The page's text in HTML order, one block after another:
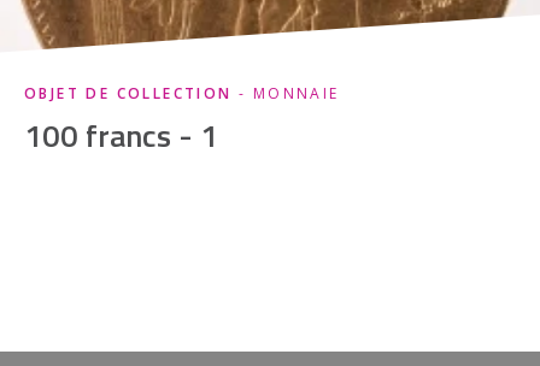
OBJET DE COLLECTION - MONNAIE
100 francs - 1